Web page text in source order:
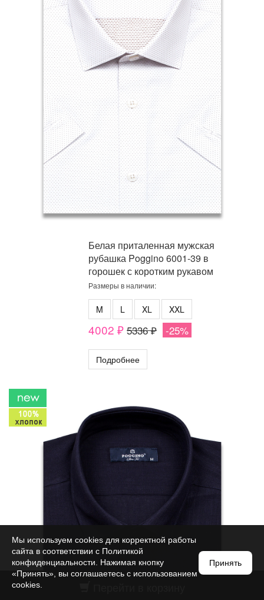
Белая приталенная мужская
рубашка Poggino 6001-39 в
горошек с коротким рукавом
Размеры в наличии:
M L XL XXL
4002 ₽ 5336 ₽ -25%
Подробнее
Мы используем cookies для корректной работы
сайта в соответствии с Политикой
конфиденциальности . Нажимая кнопку
«Принять», вы соглашаетесь с использованием
cookies.
Принять